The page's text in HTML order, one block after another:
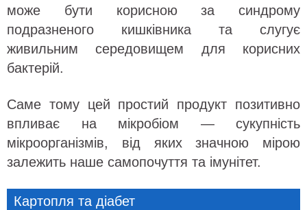
може бути корисною за синдрому
подразненого кишківника та слугує
живильним середовищем для корисних
бактерій.
Саме тому цей простий продукт позитивно
впливає на мікробіом — сукупність
мікроорганізмів, від яких значною мірою
залежить наше самопочуття та імунітет.
Картопля та діабет